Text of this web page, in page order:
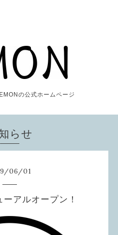
の公式ホームページ
らせ
/06/01
アルオープン！